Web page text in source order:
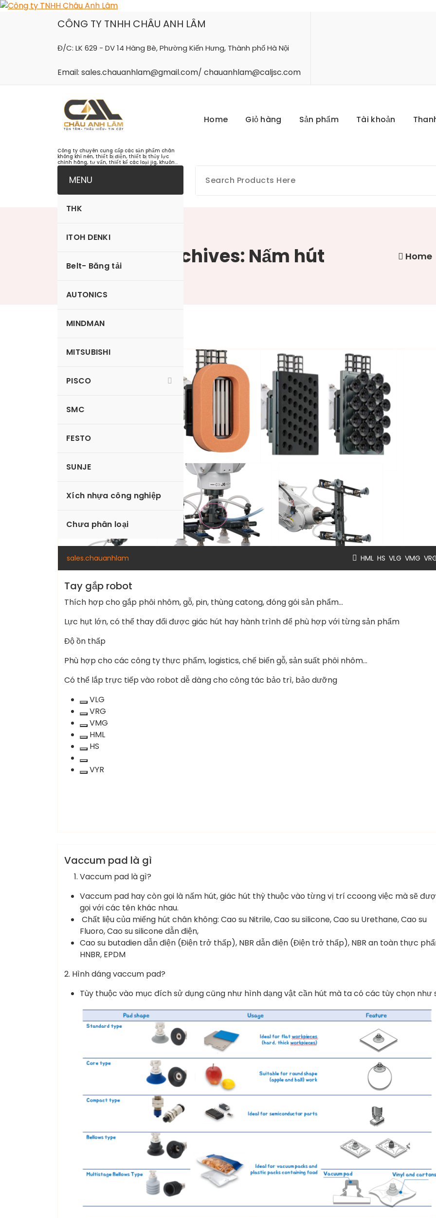
Skip
CÔNG TY TNHH CHÂU ANH LÂM
Đ/C: LK 629 - DV 14 Hàng Bè, Phường Kiến Hưng, Thành phố Hà Nội
Email: sales.chauanhlam@gmail.com/ chauanhlam@caljsc.com
Công ty chuyên cung cấp các sản phẩm chân
không khí nén, thiết bị điện, thiết bị thủy lực
chính hãng, tư vấn, thiết kế các loại jig, khuôn...
Home Giỏ hàng Sản phẩm Tài khoản
MENU
THK
ITOH DENKI
Belt- Băng tải
AUTONICS
MINDMAN
MITSUBISHI
PISCO
SMC
FESTO
SUNJE
Xích nhựa công nghiệp
Chưa phân loại
Category Archives: Nấm hút Home
sales.chauanhlam HML HS VLG VMG
Tay gắp robot
Thích hợp cho gắp phôi nhôm, gỗ, pin, thùng catong, đóng gói sản phẩm…
Lực hụt lớn, có thể thay đổi được giác hút hay hành trình để phù hợp với từng sản phẩm
Độ ồn thấp
Phù hợp cho các công ty thực phẩm, logistics, chế biến gỗ, sản suất phôi nhôm…
Có thể lắp trực tiếp vào robot dễ dàng cho công tác bảo trì, bảo dưỡng
Xoá
term:
VLG
VLG
Xoá
term:
VRG
VRG
Xoá
term:
VMG
VMG
Xoá
term:
HML
HML
Xoá
term:
HS
HS
X
term:
VYR
Nấm hút
Vaccum pad là gì
Vaccum pad là gì?
Vaccum pad hay còn gọi là nấm hút, giác hút thỳ thuộc vào từng vị trí ccoong việc mà sẽ
gọi với các tên khác nhau.
Chất liệu của miếng hút chân không: Cao su Nitrile, Cao su silicone, Cao su Urethane, Cao su
Fluoro, Cao su silicone dẫn điện,
Cao su butadien dẫn điện (Điện trở thấp), NBR dẫn điện (Điện trở thấp), NBR an toàn thực
HNBR, EPDM
2. Hình dáng vaccum pad?
Tùy thuộc vào mục đích sử dụng cũng như hình dạng vật cần hút mà ta có các tùy chọn như